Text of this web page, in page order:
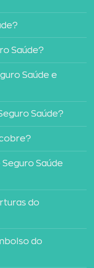
Saúde?
Saúde e
Saúde?
Saúde
do
do